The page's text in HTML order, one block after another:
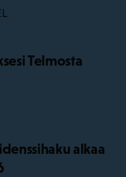
Telmosta
alkaa